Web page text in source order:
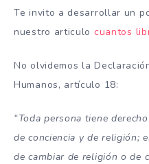
Te invito a desarrollar un
nuestro articulo cuantos
No olvidemos la
Humanos, artículo 18:
“Toda persona tiene
de conciencia y de religión;
de cambiar de religión o de